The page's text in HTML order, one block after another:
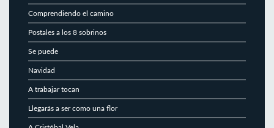
Comprendiendo el camino
Postales a los 8 sobrinos
Se puede
Navidad
A trabajar tocan
Llegarás a ser como una flor